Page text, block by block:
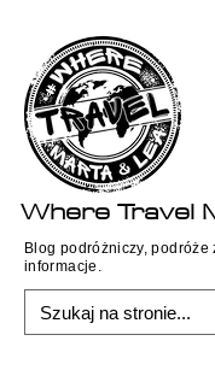
WhereTravel
Blog podróżniczy, podróże
informacje.